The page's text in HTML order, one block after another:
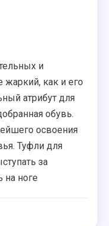
и
жаркий, как и его
атрибут для
обувь.
освоения
Туфли для
за
на ноге